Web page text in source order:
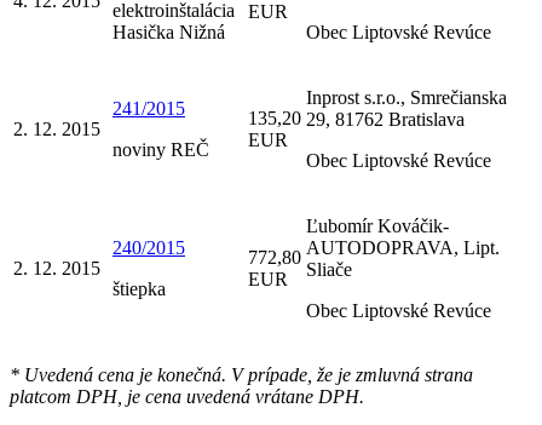
elektroinštalácia
Hasička Nižná
EUR
Obec Liptovské Revúce
2. 12. 2015
241/2015
noviny REČ
135,20
EUR
Inprost s.r.o., Smrečianska
29, 81762 Bratislava
Obec Liptovské Revúce
2. 12. 2015
240/2015
štiepka
772,80
EUR
Ľubomír Kováčik-
AUTODOPRAVA, Lipt.
Sliače
Obec Liptovské Revúce
* Uvedená cena je konečná. V prípade, že je zmluvná strana
platcom DPH, je cena uvedená vrátane DPH.